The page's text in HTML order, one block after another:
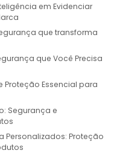
em Evidenciar
que transforma
que Você Precisa
Proteção Essencial para
Segurança e
Personalizados: Proteção